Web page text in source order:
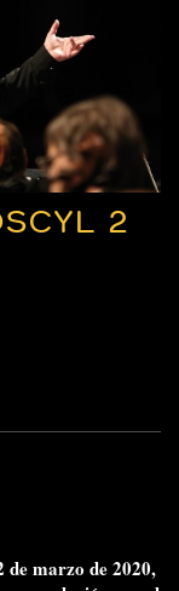
2
de marzo de 2020,